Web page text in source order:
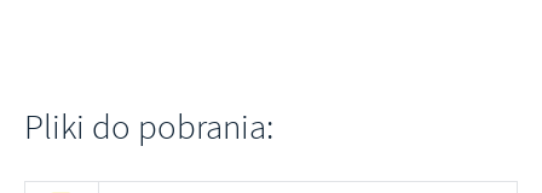
Pliki do pobrania:
Firmy te działają w charakterze pośredników prezentujących nasze
treści w postaci wiadomości, ofert, komunikatów mediów